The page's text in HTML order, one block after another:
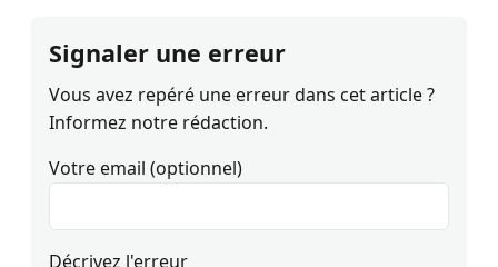
Signaler une erreur
Vous avez repéré une erreur dans cet article ?
Informez notre rédaction.
Votre email (optionnel)
Décrivez l'erreur